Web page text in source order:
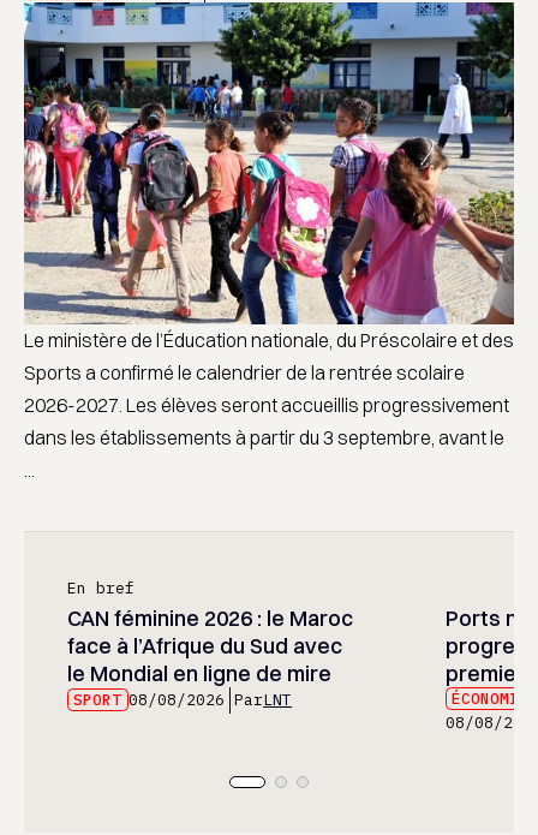
Le ministère de l’Éducation nationale, du Préscolaire et des
Sports a confirmé le calendrier de la rentrée scolaire
2026-2027. Les élèves seront accueillis progressivement
dans les établissements à partir du 3 septembre, avant le
...
En bref
CAN féminine 2026 : le Maroc
face à l’Afrique du Sud avec
le Mondial en ligne de mire
SPORT 08/08/2026 ParLNT
Ports
premier
08/08/